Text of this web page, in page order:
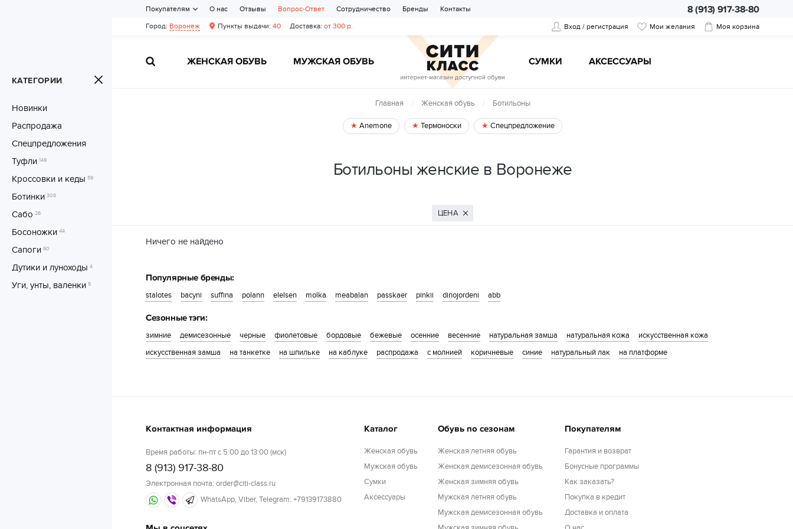
Вход / регистрация Мои желания Моя корзина
ЖЕНСКАЯ ОБУВЬ МУЖСКАЯ ОБУВЬ CУМКИ АКСЕССУАРЫ
Город: Воронеж Пункты выдачи: 40 Доставка: от 300 р.
8 (913) 917-38-80
Покупателям О нас Отзывы Вопрос-Ответ Сотрудничество Бренды Контакты
КАТЕГОРИИ
Новинки
Распродажа
Спецпредложения
Туфли 149
Кроссовки и кеды 59
Ботинки 308
Сабо 26
Босоножки 44
Сапоги 60
Дутики и луноходы 4
Уги, унты, валенки 5
Главная Женская обувь Ботильоны
Anemone Термоноски Спецпредложение
Ботильоны женские в Воронеже
ЦЕНА
Ничего не найдено
Популярные бренды:
stalotes bacyni suffina polann elelsen molka meabalan passkaer pinkii dinojordeni abb
Сезонные тэги:
зимние демисезонные черные фиолетовые бордовые бежевые осенние весенние натуральная замша натуральная кожа
искусственная кожа
искусственная замша
на танкетке на шпильке на каблуке распродажа с молнией коричневые синие натуральный лак на платформе
Контактная информация
Время работы: пн-пт с 5:00 до 13:00 (мск)
8 (913) 917-38-80
Электронная почта: order@citi-class.ru
WhatsApp, Viber, Telegram: +79139173880
Каталог
Женская обувь
Мужская обувь
Cумки
Аксессуары
Обувь по сезонам
Женская летняя обувь
Женская демисезонная обувь
Женская зимняя обувь
Мужская летняя обувь
Мужская демисезонная обувь
Покупателям
Гарантия и возврат
Бонусные программы
Как заказать?
Покупка в кредит
Доставка и оплата